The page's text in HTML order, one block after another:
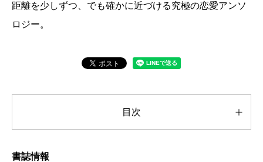
距離を少しずつ、でも確かに近づける究極の恋愛アンソ
ロジー。
目次
書誌情報